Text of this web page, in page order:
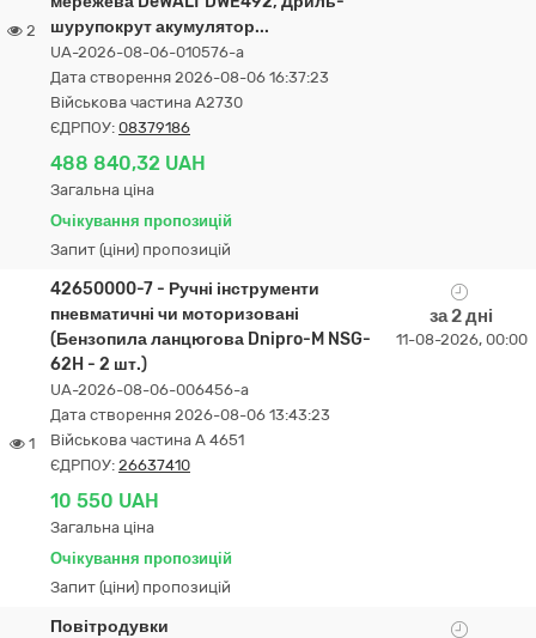
2
шурупокрут акумулятор...
UA-2026-08-06-010576-a
Дата створення 2026-08-06 16:37:23
Військова частина А2730
ЄДРПОУ: 08379186
488 840,32 UAH
Загальна ціна
Очікування пропозицій
Запит (ціни) пропозицій
1
42650000-7 - Ручні інструменти
пневматичні чи моторизовані
(Бензопила ланцюгова Dnipro-M NSG-
62H - 2 шт.)
UA-2026-08-06-006456-a
Дата створення 2026-08-06 13:43:23
Військова частина А 4651
ЄДРПОУ: 26637410
10 550 UAH
Загальна ціна
Очікування пропозицій
Запит (ціни) пропозицій
за 2 дні
11-08-2026, 00:00
Повітродувки